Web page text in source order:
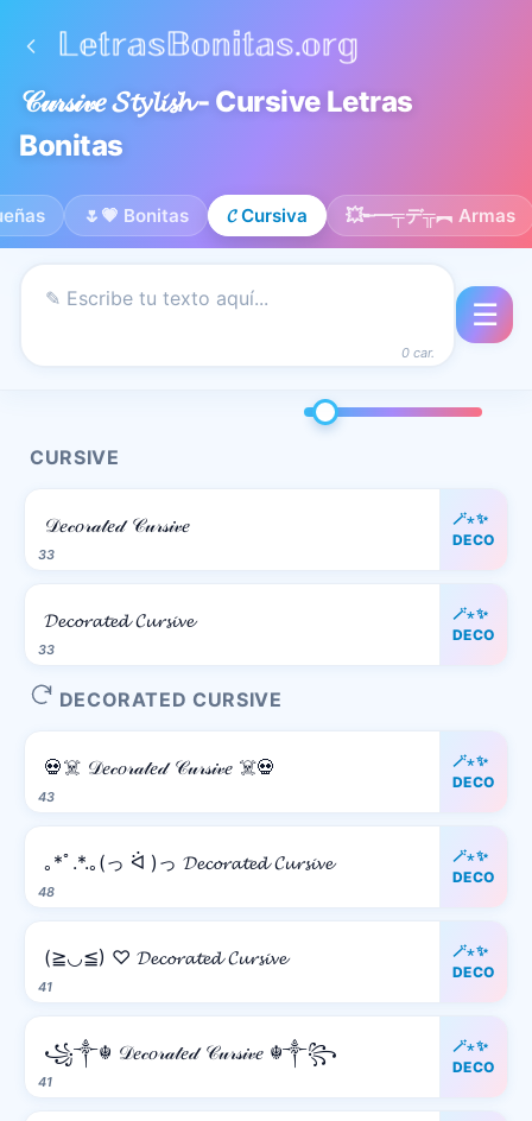
𝒞𝓊𝓇𝓈𝒾𝓋𝑒 𝓢𝓽𝔂𝓵𝓲𝓼𝓱 - Cursive Letras
Bonitas
🌷💗 Bonitas 𝓒 Cursiva 💥╾━╤デ╦︻ Armas
0 car.
☰
CURSIVE
33
𝒟𝑒𝒸𝑜𝓇𝒶𝓉𝑒𝒹 𝒞𝓊𝓇𝓈𝒾𝓋𝑒
🪄⋆✨
DECO
33
𝓓𝓮𝓬𝓸𝓻𝓪𝓽𝓮𝓭 𝓒𝓾𝓻𝓼𝓲𝓿𝓮
🪄⋆✨
DECO
DECORATED CURSIVE
43
💀☠️ 𝒟𝑒𝒸𝑜𝓇𝒶𝓉𝑒𝒹 𝒞𝓊𝓇𝓈𝒾𝓋𝑒 ☠️💀
🪄⋆✨
DECO
48
｡*ﾟ.*.｡(っ ᐛ )っ 𝓓𝓮𝓬𝓸𝓻𝓪𝓽𝓮𝓭 𝓒𝓾𝓻𝓼𝓲𝓿𝓮
🪄⋆✨
DECO
41
(≧◡≦) ♡ 𝓓𝓮𝓬𝓸𝓻𝓪𝓽𝓮𝓭 𝓒𝓾𝓻𝓼𝓲𝓿𝓮
🪄⋆✨
DECO
41
꧁༒☬ 𝒟𝑒𝒸𝑜𝓇𝒶𝓉𝑒𝒹 𝒞𝓊𝓇𝓈𝒾𝓋𝑒 ☬༒꧂
🪄⋆✨
DECO